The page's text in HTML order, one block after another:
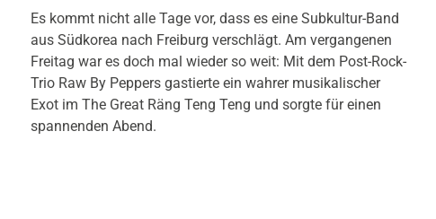
Es kommt nicht alle Tage vor, dass es eine Subkultur-Band
aus Südkorea nach Freiburg verschlägt. Am vergangenen
Freitag war es doch mal wieder so weit: Mit dem Post-Rock-
Trio Raw By Peppers gastierte ein wahrer musikalischer
Exot im The Great Räng Teng Teng und sorgte für einen
spannenden Abend.